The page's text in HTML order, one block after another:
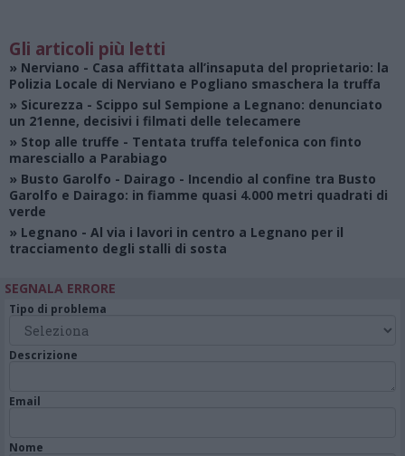
Gli articoli più letti
» Nerviano - Casa affittata all’insaputa del proprietario: la
Polizia Locale di Nerviano e Pogliano smaschera la truffa
» Sicurezza - Scippo sul Sempione a Legnano: denunciato
un 21enne, decisivi i filmati delle telecamere
» Stop alle truffe - Tentata truffa telefonica con finto
maresciallo a Parabiago
» Busto Garolfo - Dairago - Incendio al confine tra Busto
Garolfo e Dairago: in fiamme quasi 4.000 metri quadrati di
verde
» Legnano - Al via i lavori in centro a Legnano per il
tracciamento degli stalli di sosta
SEGNALA ERRORE
Tipo di problema
Descrizione
Email
Nome